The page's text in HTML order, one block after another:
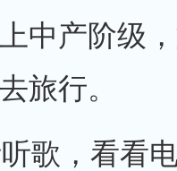
中产阶级
旅行。
歌，看看